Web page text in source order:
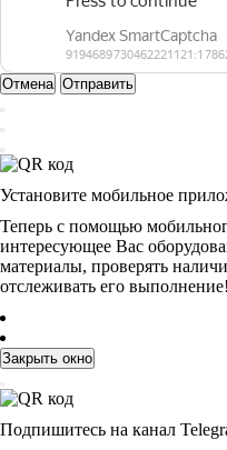
Отмена Отправить
Установите мобильное
Теперь с помощью
интересующее Вас
материалы, проверять
отслеживать его выполнение!
Закрыть окно
Подпишитесь на канал